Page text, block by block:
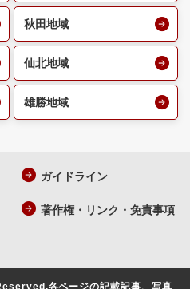
秋田地域
仙北地域
雄勝地域
ガイドライン
著作権・リンク・免責事項
各ページの記載記事、写真